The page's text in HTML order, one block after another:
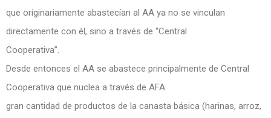
que originariamente abastecían al AA ya no se vinculan
directamente con él, sino a través de “Central
Cooperativa”.
Desde entonces el AA se abastece principalmente de Central
Cooperativa que nuclea a través de AFA
gran cantidad de productos de la canasta básica (harinas, arroz,